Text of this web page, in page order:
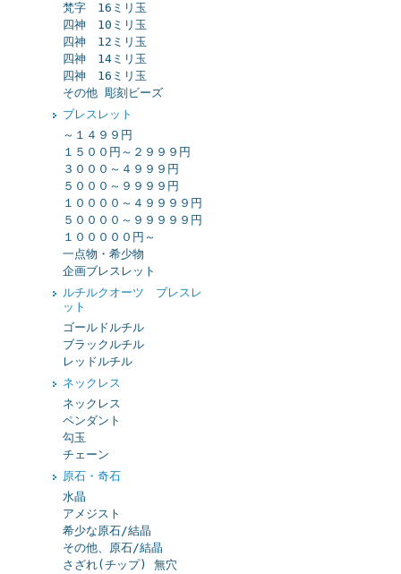
梵字 16ミリ玉
四神 10ミリ玉
四神 12ミリ玉
四神 14ミリ玉
四神 16ミリ玉
その他 彫刻ビーズ
ブレスレット
～１４９９円
１５００円～２９９９円
３０００～４９９９円
５０００～９９９９円
１００００～４９９９９円
５００００～９９９９９円
１０００００円～
一点物・希少物
企画ブレスレット
ルチルクオーツ ブレスレ
ット
ゴールドルチル
ブラックルチル
レッドルチル
ネックレス
ネックレス
ペンダント
勾玉
チェーン
原石・奇石
水晶
アメジスト
希少な原石/結晶
その他、原石/結晶
さざれ(チップ) 無穴